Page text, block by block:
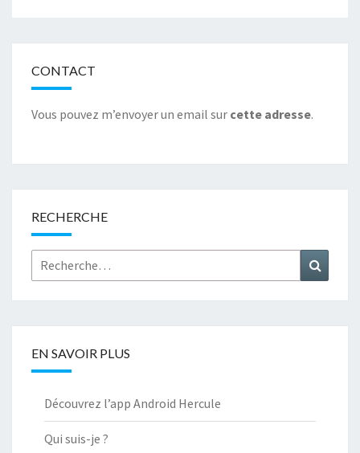
CONTACT
Vous pouvez m’envoyer un email sur cette adresse.
RECHERCHE
Rechercher :
EN SAVOIR PLUS
Découvrez l’app Android Hercule
Qui suis-je ?